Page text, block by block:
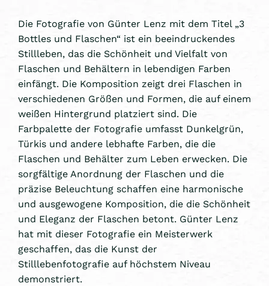
Die Fotografie von Günter Lenz mit dem Titel „3
Bottles und Flaschen“ ist ein beeindruckendes
Stillleben, das die Schönheit und Vielfalt von
Flaschen und Behältern in lebendigen Farben
einfängt. Die Komposition zeigt drei Flaschen in
verschiedenen Größen und Formen, die auf einem
weißen Hintergrund platziert sind. Die
Farbpalette der Fotografie umfasst Dunkelgrün,
Türkis und andere lebhafte Farben, die die
Flaschen und Behälter zum Leben erwecken. Die
sorgfältige Anordnung der Flaschen und die
präzise Beleuchtung schaffen eine harmonische
und ausgewogene Komposition, die die Schönheit
und Eleganz der Flaschen betont. Günter Lenz
hat mit dieser Fotografie ein Meisterwerk
geschaffen, das die Kunst der
Stilllebenfotografie auf höchstem Niveau
demonstriert.